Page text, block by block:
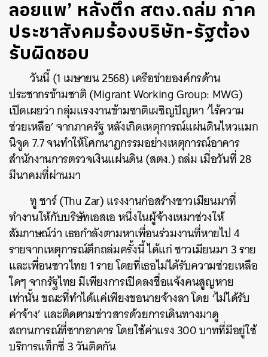
ลอยแพ’ หลังตึก สตง.ถล่ม ภาค
ประชาสังคมร้องบริษัท-รัฐต้อง
รับผิดชอบ
วันนี้ (1 เมษายน 2568) เครือข่ายองค์กรด้าน
ประชากรข้ามชาติ (Migrant Working Group: MWG)
เปิดเผยว่า กลุ่มแรงงานข้ามชาติเผชิญปัญหา ‘ไร้ความ
ช่วยเหลือ’ จากภาครัฐ หลังเกิดเหตุการณ์แผ่นดินไหวแมก
นิจูด 7.7 จนทำให้โศกนาฏกรรมอย่างเหตุการณ์อาคาร
สำนักงานการตรวจเงินแผ่นดิน (สตง.) ถล่ม เมื่อวันที่ 28
มีนาคมที่ผ่านมา
ทู ซาร์ (Thu Zar) แรงงานก่อสร้างชาวเมียนมาที่
ทำงานให้กับบริษัทเอสเอ หนึ่งในผู้จ้างเหมาช่วงให้
สัมภาษณ์ว่า เธอกำลังตามหาเพื่อนร่วมงานที่หายไป 4
รายจากเหตุการณ์ตึกถล่มครั้งนี้ ได้แก่ ชาวเมียนมา 3 ราย
และเพื่อนชาวไทย 1 ราย โดยที่เธอไม่ได้รับความช่วยเหลือ
ใดๆ จากรัฐไทย มีเพียงการเปิดลงชื่อแจ้งคนสูญหาย
เท่านั้น ขณะที่ทำได้แค่เพียงขอนายจ้างลา โดย ‘ไม่ได้รับ
ค่าจ้าง’ และติดตามข่าวสารด้วยการเดินทางมาดู
สถานการณ์ที่ซากอาคาร โดยใช้ค่าแรง 300 บาทที่มีอยู่ใช้
บริการแท็กซี่ 3 วันติดกัน